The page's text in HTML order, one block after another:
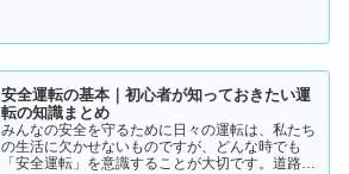
た。結論から言うと👇👉 …
安全運転の基本｜初心者が知っておきたい運
転の知識まとめ
みんなの安全を守るために日々の運転は、私たち
の生活に欠かせないものですが、どんな時でも
「安全運転」を意識することが大切です。道路状